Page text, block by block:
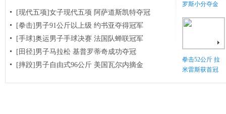
[现代五项]女子现代五项 阿萨道斯凯特夺冠
[拳击]男子91公斤以上级 约书亚夺得冠军
[手球]奥运男子手球决赛 法国队蝉联冠军
[田径]男子马拉松 基普罗蒂奇成功夺冠
[摔跤]男子自由式96公斤 美国瓦尔内摘金
罗斯小分夺金
拳击52公斤 拉
米雷斯获首冠